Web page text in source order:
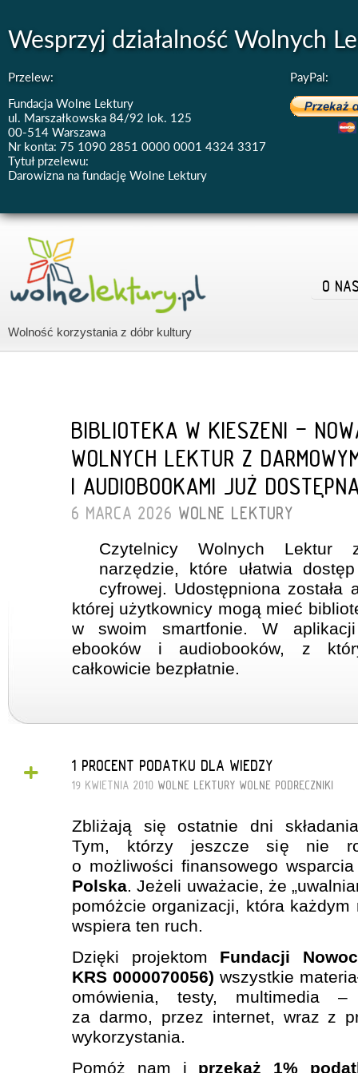
Wesprzyj działalność Wolnych
Przelew:
Fundacja Wolne Lektury
ul. Marszałkowska 84/92 lok. 125
00-514 Warszawa
Nr konta: 75 1090 2851 0000 0001 4324 3317
Tytuł przelewu:
Darowizna na fundację Wolne Lektury
PayPal:
Wolność korzystania z dóbr kultury
O
BIBLIOTEKA W KIESZENI -
WOLNYCH LEKTUR Z
I AUDIOBOOKAMI JUŻ
6 MARCA 2026 WOLNE LEKTURY
Czytelnicy Wolnych Lektur
narzędzie, które ułatwia
cyfrowej. Udostępniona została
której użytkownicy mogą mieć
w swoim smartfonie. W
ebooków i audiobooków, z
całkowicie bezpłatnie.
+ 1 PROCENT PODATKU DLA WIEDZY
19 KWIETNIA 2010 WOLNE LEKTURY WOLNE PODRĘCZNIKI
Zbliżają się ostatnie dni
Tym, którzy jeszcze się nie
o możliwości finansowego
Polska. Jeżeli uważacie, że
pomóżcie organizacji, która każdym
wspiera ten ruch.
Dzięki projektom Fundacji
KRS 0000070056) wszystkie
omówienia, testy, multimedia
za darmo, przez internet, wraz z
wykorzystania.
Pomóż nam i przekaż 1%